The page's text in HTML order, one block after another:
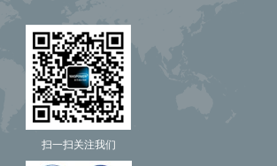
扫一扫关注我们